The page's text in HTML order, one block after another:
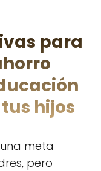
para
hijos
meta
pero